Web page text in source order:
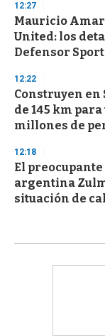
12:27
Mauricio
United: los
Defensor
12:22
Construyen
de 145 km
millones de
12:18
El
argentina
situación de